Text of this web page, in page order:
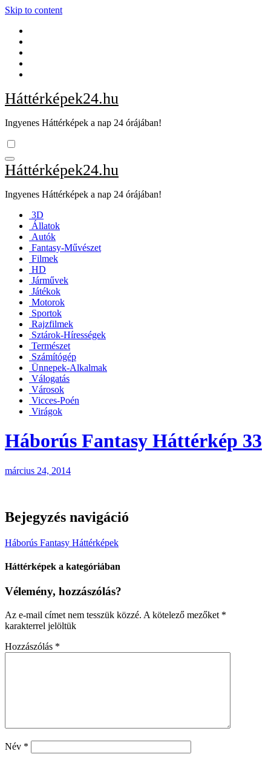
Skip to content
Háttérképek24.hu
Ingyenes Háttérképek a nap 24 órájában!
Háttérképek24.hu
Ingyenes Háttérképek a nap 24 órájában!
3D
Állatok
Autók
Fantasy-Művészet
Filmek
HD
Járművek
Játékok
Motorok
Sportok
Rajzfilmek
Sztárok-Hírességek
Természet
Számítógép
Ünnepek-Alkalmak
Válogatás
Városok
Vicces-Poén
Virágok
Háborús Fantasy Háttérkép 33
március 24, 2014
Bejegyzés navigáció
Háborús Fantasy Háttérképek
Háttérképek a kategóriában
Vélemény, hozzászólás?
Az e-mail címet nem tesszük közzé. A kötelező mezőket *
karakterrel jelöltük
Hozzászólás *
Név *